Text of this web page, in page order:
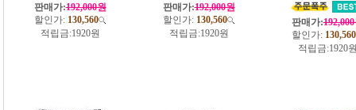
판매가:192,000원
할인가: 130,560
적립금:1920원
판매가:192,000원
할인가: 130,560
적립금:1920원
판매가:
할인가: 130,560
적립금:1920